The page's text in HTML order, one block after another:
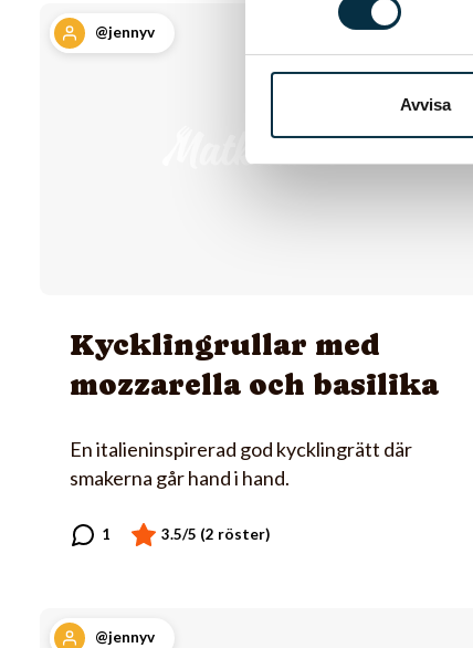
Avvisa
@jennyv
Kycklingrullar med
mozzarella och basilika
En italieninspirerad god kycklingrätt där
smakerna går hand i hand.
@jennyv